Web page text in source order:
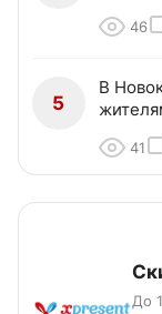
46
5
В
41
До